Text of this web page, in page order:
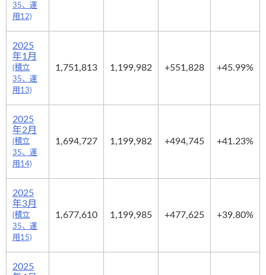
35、運
用12)
2025
年1月
(積立
35、運
用13)
1,751,813 1,199,982 +551,828 +45.99%
2025
年2月
(積立
35、運
用14)
1,694,727 1,199,982 +494,745 +41.23%
2025
年3月
(積立
35、運
用15)
1,677,610 1,199,985 +477,625 +39.80%
2025